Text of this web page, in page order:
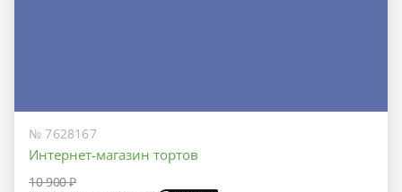
№ 7628167
Интернет-магазин тортов
10 900 ₽